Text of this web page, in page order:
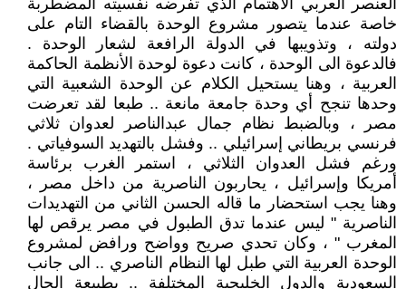
العنصر العربي الاهتمام الذي تفرضه نفسيته المضطربة
خاصة عندما يتصور مشروع الوحدة بالقضاء التام على
دولته ، وتذويبها في الدولة الرافعة لشعار الوحدة .
فالدعوة الى الوحدة ، كانت دعوة لوحدة الأنظمة الحاكمة
العربية ، وهنا يستحيل الكلام عن الوحدة الشعبية التي
وحدها تنجح أي وحدة جامعة مانعة .. طبعا لقد تعرضت
مصر ، وبالضبط نظام جمال عبدالناصر لعدوان ثلاثي
فرنسي بريطاني إسرائيلي .. وفشل بالتهديد السوفياتي .
ورغم فشل العدوان الثلاثي ، استمر الغرب برئاسة
أمريكا وإسرائيل ، يحاربون الناصرية من داخل مصر ،
وهنا يجب استحضار ما قاله الحسن الثاني من التهديدات
الناصرية " ليس عندما تدق الطبول في مصر يرقص لها
المغرب " ، وكان تحدي صريح وواضح ورافض لمشروع
الوحدة العربية التي طبل لها النظام الناصري .. الى جانب
السعودية والدول الخليجية المختلفة .. بطبيعة الحال